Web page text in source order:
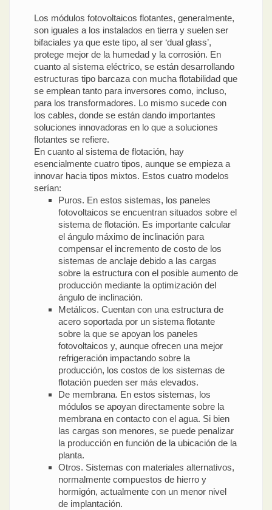
Los módulos fotovoltaicos flotantes, generalmente,
son iguales a los instalados en tierra y suelen ser
bifaciales ya que este tipo, al ser ‘dual glass’,
protege mejor de la humedad y la corrosión. En
cuanto al sistema eléctrico, se están desarrollando
estructuras tipo barcaza con mucha flotabilidad que
se emplean tanto para inversores como, incluso,
para los transformadores. Lo mismo sucede con
los cables, donde se están dando importantes
soluciones innovadoras en lo que a soluciones
flotantes se refiere.
En cuanto al sistema de flotación, hay
esencialmente cuatro tipos, aunque se empieza a
innovar hacia tipos mixtos. Estos cuatro modelos
serían:
Puros. En estos sistemas, los paneles
fotovoltaicos se encuentran situados sobre el
sistema de flotación. Es importante calcular
el ángulo máximo de inclinación para
compensar el incremento de costo de los
sistemas de anclaje debido a las cargas
sobre la estructura con el posible aumento de
producción mediante la optimización del
ángulo de inclinación.
Metálicos. Cuentan con una estructura de
acero soportada por un sistema flotante
sobre la que se apoyan los paneles
fotovoltaicos y, aunque ofrecen una mejor
refrigeración impactando sobre la
producción, los costos de los sistemas de
flotación pueden ser más elevados.
De membrana. En estos sistemas, los
módulos se apoyan directamente sobre la
membrana en contacto con el agua. Si bien
las cargas son menores, se puede penalizar
la producción en función de la ubicación de la
planta.
Otros. Sistemas con materiales alternativos,
normalmente compuestos de hierro y
hormigón, actualmente con un menor nivel
de implantación.